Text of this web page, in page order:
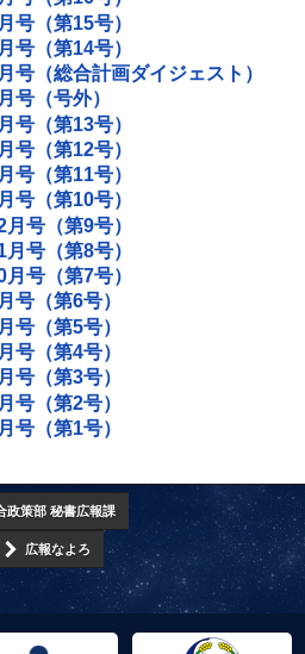
号（第15号）
号（第14号）
号（総合計画ダイジェスト）
号（号外）
号（第13号）
号（第12号）
号（第11号）
号（第10号）
号（第9号）
号（第8号）
号（第7号）
号（第6号）
号（第5号）
号（第4号）
号（第3号）
号（第2号）
号（第1号）
政策部 秘書広報課
広報なよろ